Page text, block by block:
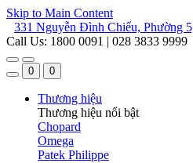
Skip to Main Content
331 Nguyễn Đình Chiểu, Phường
Call Us: 1800 0091 | 028 3833 9999
0 0
Thương hiệu
Thương hiệu nổi bật
Chopard
Omega
Patek Philippe